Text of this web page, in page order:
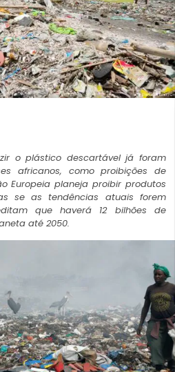
o plástico descartável já foram
africanos, como proibições de
Europeia planeja proibir produtos
se as tendências atuais forem
que haverá 12 bilhões de
até 2050.